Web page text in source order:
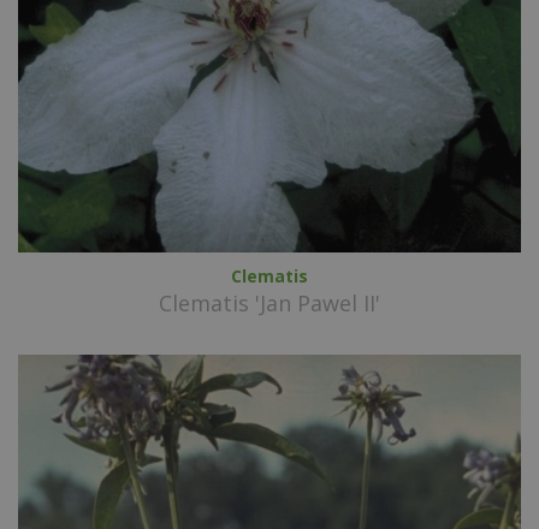
Clematis
Clematis 'Jan Pawel II'